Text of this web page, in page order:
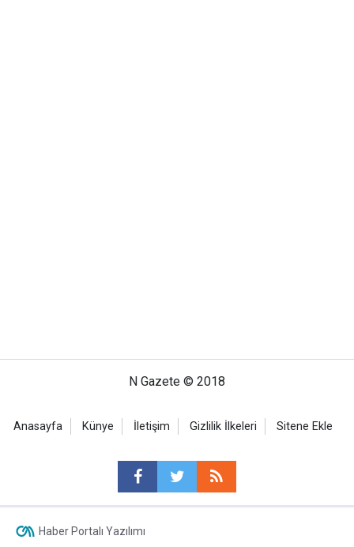
N Gazete © 2018
Anasayfa Künye İletişim Gizlilik İlkeleri Sitene Ekle
Haber Portalı Yazılımı